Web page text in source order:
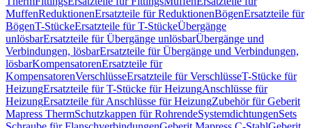
MuffenReduktionenErsatzteile für ReduktionenBögenErsatzteile für
BögenT-StückeErsatzteile für T-StückeÜbergänge
unlösbarErsatzteile für Übergänge unlösbarÜbergänge und
Verbindungen, lösbarErsatzteile für Übergänge und Verbindungen,
lösbarKompensatorenErsatzteile für
KompensatorenVerschlüsseErsatzteile für VerschlüsseT-Stücke für
HeizungErsatzteile für T-Stücke für HeizungAnschlüsse für
HeizungErsatzteile für Anschlüsse für HeizungZubehör für Geberit
Mapress ThermSchutzkappen für RohrendeSystemdichtungenSets